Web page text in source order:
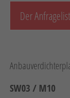
Der
SW03 / M10